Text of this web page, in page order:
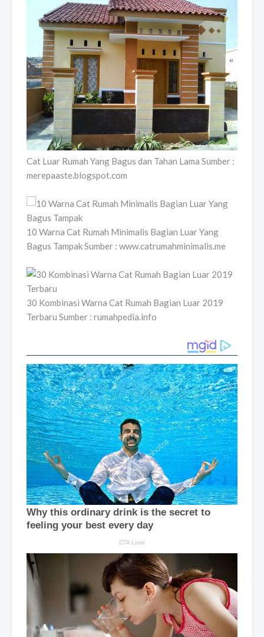
Cat Luar Rumah Yang Bagus dan Tahan Lama Sumber :
merepaaste.blogspot.com
10 Warna Cat Rumah Minimalis Bagian Luar Yang
Bagus Tampak Sumber : www.catrumahminimalis.me
30 Kombinasi Warna Cat Rumah Bagian Luar 2019
Terbaru Sumber : rumahpedia.info